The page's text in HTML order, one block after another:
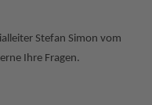
Stefan Simon vom
Ihre Fragen.